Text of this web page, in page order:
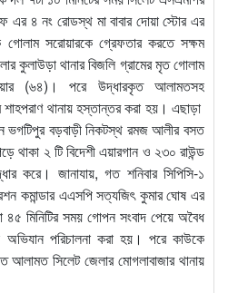
এর ৪ নং রোডস্থ মা বাবার দোয়া স্টোর এর
গোলাম সরোয়ারকে গ্রেফতার করতে সক্ষম
কুলাউড়া থানার বিজলি গ্রামের মৃত গোলাম
(৬৪)। পরে উদ্ধারকৃত আলামতসহ
থানায় হস্তান্তর করা হয়। এছাড়া
ভগটিপুর বড়বাড়ী নিকটস্থ রমজ আলীর বসত
থাকা ২ টি বিদেশী এয়ারগান ও ২৩০ রাউন্ড
করে। জানাযায়, গত শনিবার সিপিসি-১
কমান্ডার এএসপি সত্যজিৎ কুমার ঘোষ এর
মিনিটির সময় গোপন সংবাদ পেয়ে অবৈধ
পরিচালনা করা হয়। পরে কাউকে
আলামত সিলেট জেলার মোগলাবাজার থানায়